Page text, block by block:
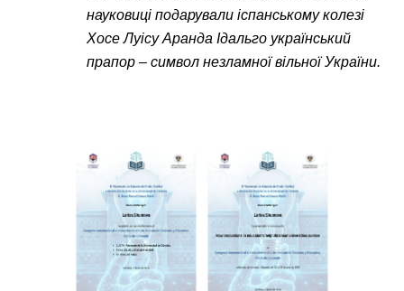
науковиці подарували іспанському колезі
Хосе Луісу Аранда Ідальго український
прапор – символ незламної вільної України.